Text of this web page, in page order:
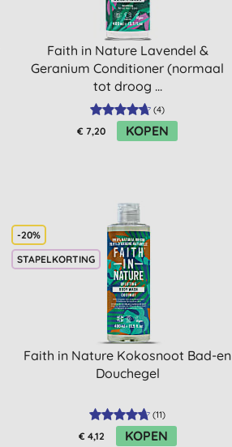
Faith in Nature Lavendel &
Geranium Conditioner (normaal
tot droog ...
(4)
€ 7,20 KOPEN
-20%
STAPELKORTING
Faith in Nature Kokosnoot Bad-en
Douchegel
(11)
€ 4,12 KOPEN